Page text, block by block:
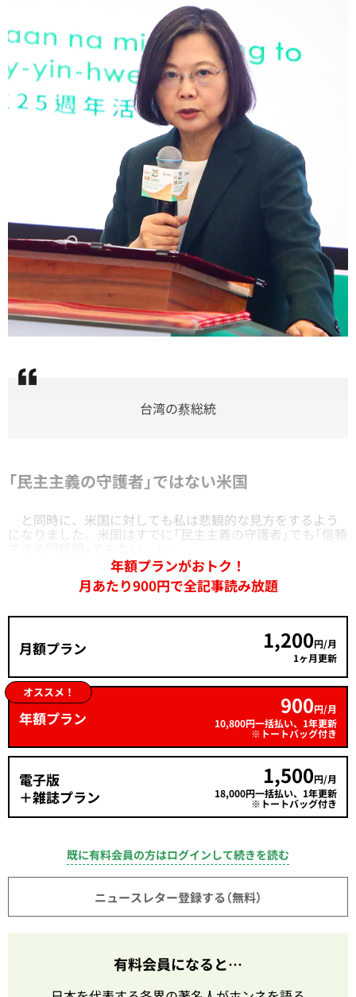
台湾の蔡総統
「民主主義の守護者」ではない米国
と同時に、米国に対しても私は悲観的な見方をするよう
になりました。米国はすでに「民主主義の守護者」でも「信頼
年額プランがおトク！
月あたり900円で全記事読み放題
月額プラン 1,200円/月
1ヶ月更新
オススメ！
年額プラン 900円/月
10,800円一括払い、1年更新
※トートバッグ付き
電子版
＋雑誌プラン
1,500円/月
18,000円一括払い、1年更新
※トートバッグ付き
既に有料会員の方はログインして続きを読む
ニュースレター登録する（無料）
有料会員になると…